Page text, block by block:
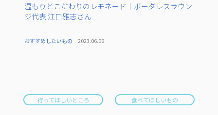
温もりとこだわりのレモネード｜ボーダレスラウン
ジ代表 江口雅志さん
おすすめしたいもの 2023.06.06
行ってほしいところ 食べてほしいもの